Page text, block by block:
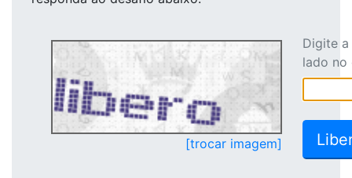
[trocar imagem]
Digite
lado no